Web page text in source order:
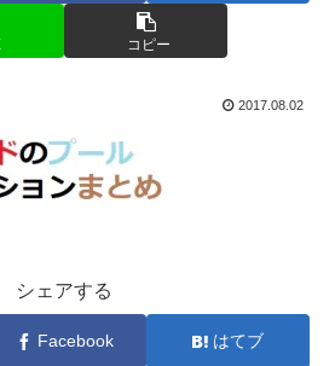
コピー
2017.08.02
シェアする
Facebook はてブ